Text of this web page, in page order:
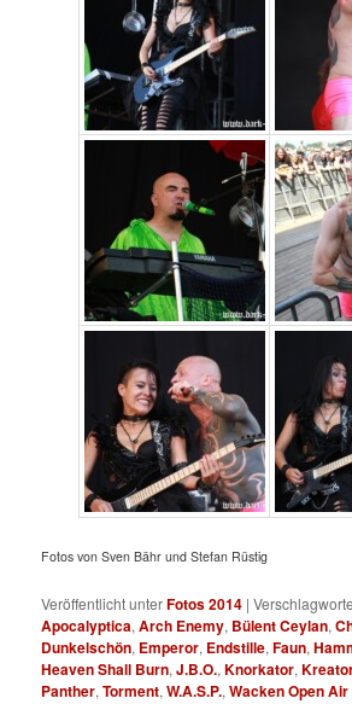
Fotos von Sven Bähr und Stefan Rüstig
Veröffentlicht unterFotos 2014 |
Apocalyptica,Arch Enemy, Bülent Ceylan,
Dunkelschön, Emperor, Endstille,Faun,
Heaven Shall Burn,J.B.O.,Knorkator,
Panther,Torment,W.A.S.P.,Wacken Open Air